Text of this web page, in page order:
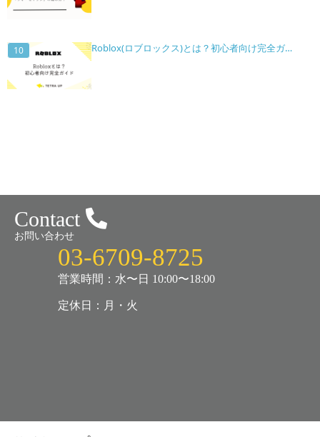
Roblox(ロブロックス)とは？初心者向け完全ガ…
Contact
お問い合わせ
03-6709-8725
営業時間：水〜日 10:00〜18:00
定休日：月・火